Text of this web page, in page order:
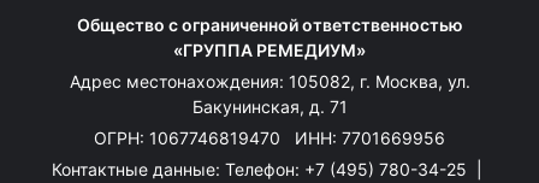
Общество с ограниченной ответственностью
«ГРУППА РЕМЕДИУМ»
Адрес местонахождения: 105082, г. Москва, ул.
Бакунинская, д. 71
ОГРН: 1067746819470 ИНН: 7701669956
Контактные данные: Телефон: +7 (495) 780-34-25